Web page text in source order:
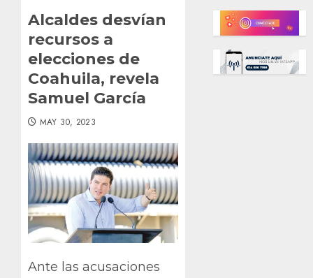
Alcaldes desvían
recursos a
elecciones de
Coahuila, revela
Samuel García
MAY 30, 2023
Ante las acusaciones